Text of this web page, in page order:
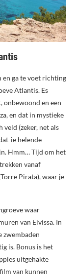
ga te voet richting
Atlantis. Es
onbewoond en een
en dat in mystieke
veld (zeker, net als
ie helende
Hmm… Tijd om het
vanaf
Pirata), waar je
waar
van Eivissa. In
zwembaden
is. Bonus is het
uitgehakte
van kunnen